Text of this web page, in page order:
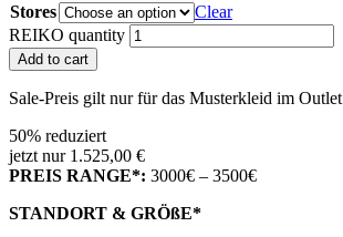
Stores
Clear
REIKO quantity
Add to cart
Sale-Preis gilt nur für das Musterkleid im Outlet
50% reduziert
jetzt nur 1.525,00 €
PREIS RANGE*: 3000€ – 3500€
STANDORT & GRÖßE*